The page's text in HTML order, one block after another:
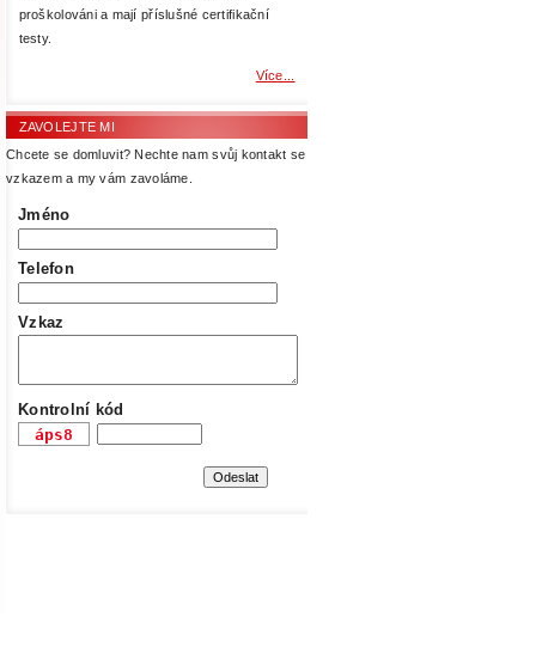
proškolováni a mají příslušné certifikační
testy.
Více...
ZAVOLEJTE MI
Chcete se domluvit? Nechte nam svůj kontakt se
vzkazem a my vám zavoláme.
Jméno
Telefon
Vzkaz
Kontrolní kód